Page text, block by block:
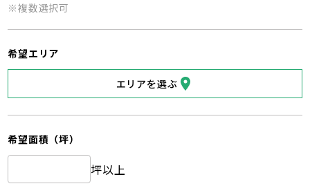
※複数選択可
希望エリア
エリアを選ぶ
希望面積（坪）
坪以上